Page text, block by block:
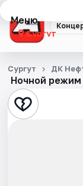
Меню
Сургут
Концерты
Театр
Стендап
Ночной режим
Сургут ДК